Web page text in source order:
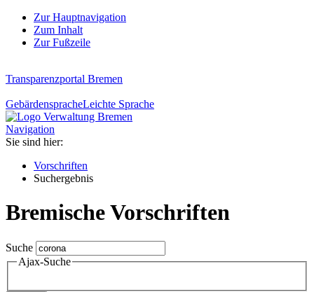
Zur Hauptnavigation
Zum Inhalt
Zur Fußzeile
Transparenzportal Bremen
GebärdenspracheLeichte Sprache
Navigation
Sie sind hier:
Vorschriften
Suchergebnis
Bremische Vorschriften
Suche
Ajax-Suche